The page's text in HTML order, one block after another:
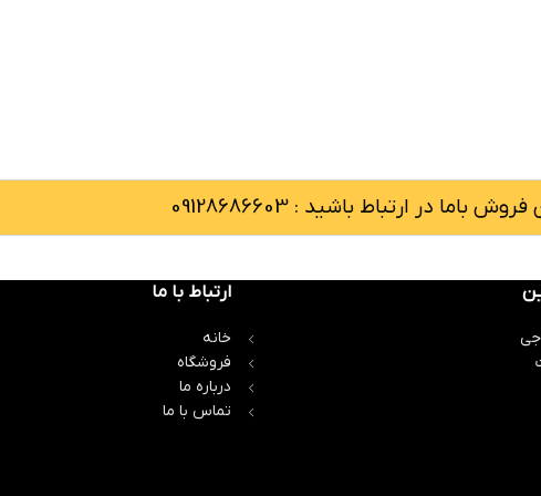
باما در ارتباط باشید : 09128686603
ارتباط با ما
خانه
فروشگاه
درباره ما
تماس با ما